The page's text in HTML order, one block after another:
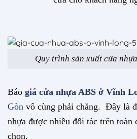
Quy trình sản xuất cửa
Báo giá cửa nhựa ABS ở Vĩnh
Gòn vô cùng phải chăng. Đây là
nhựa được nhiều đối tác trên toàn
chọn.